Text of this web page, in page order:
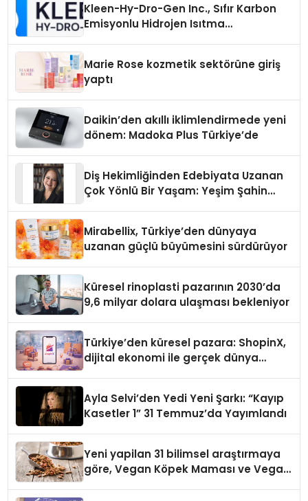
Kleen-Hy-Dro-Gen Inc., Sıfır Karbon
Emisyonlu Hidrojen Isıtma
Marie Rose kozmetik sektörüne giriş
yaptı
Daikin’den akıllı iklimlendirmede yeni
dönem: Madoka Plus Türkiye’de
Diş Hekimliğinden Edebiyata Uzanan
Çok Yönlü Bir Yaşam: Yeşim Şahin
Mirabellix, Türkiye’den dünyaya
uzanan güçlü büyümesini sürdürüyor
Küresel rinoplasti pazarının 2030’da
9,6 milyar dolara ulaşması bekleniyor
Türkiye’den küresel pazara: ShopinX,
dijital ekonomi ile gerçek dünya
Ayla Selvi’den Yedi Yeni Şarkı: “Kayıp
Kasetler 1” 31 Temmuz’da Yayımlandı
Yeni yapilan 31 bilimsel araştırmaya
göre, Vegan Köpek Maması ve Vegan